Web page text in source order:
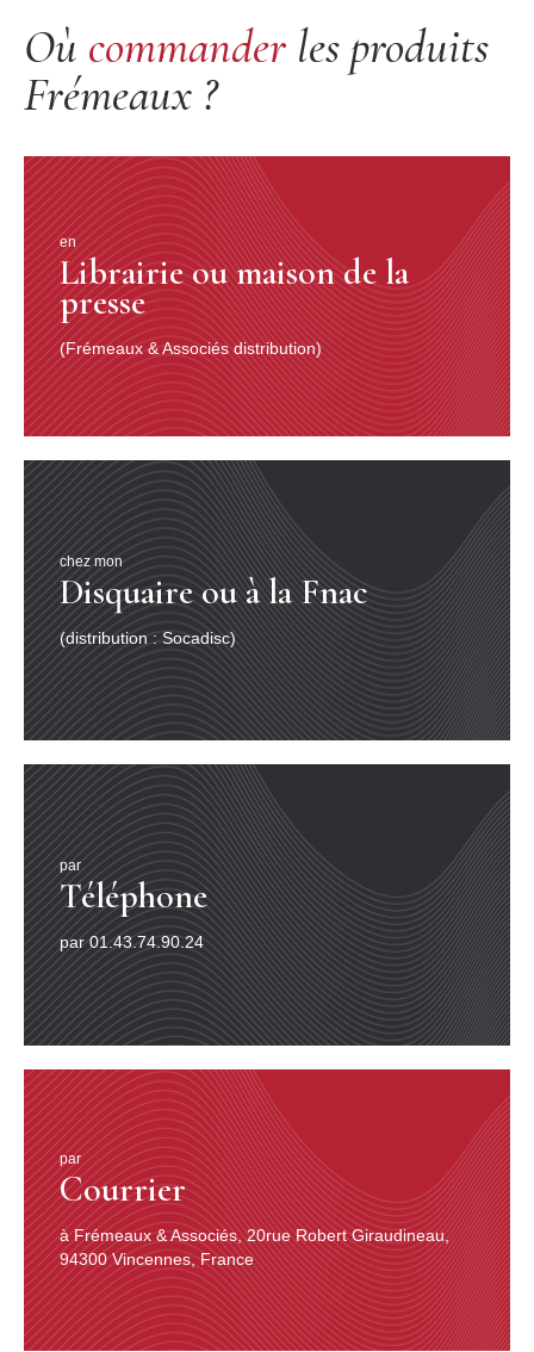
Où commander les produits
Frémeaux ?
par
Téléphone
par 01.43.74.90.24
par
Courrier
à Frémeaux & Associés, 20rue Robert Giraudineau,
94300 Vincennes, France
en
Librairie ou maison de la
presse
(Frémeaux & Associés distribution)
chez mon
Disquaire ou à la Fnac
(distribution : Socadisc)